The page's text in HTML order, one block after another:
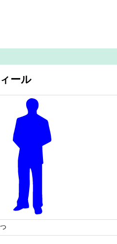
ール